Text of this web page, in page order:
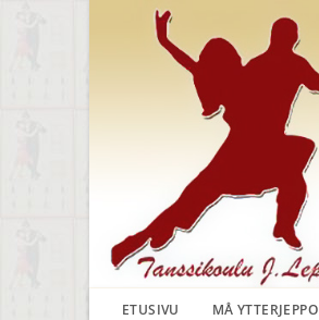
ETUSIVU MÅ YTTERJEPPO